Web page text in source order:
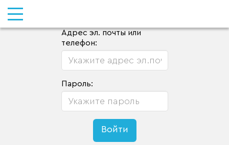
Адрес эл. почты или
телефон:
Пароль: